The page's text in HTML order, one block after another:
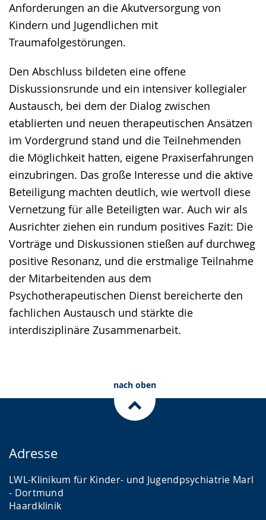
Anforderungen an die Akutversorgung von
Kindern und Jugendlichen mit
Traumafolgestörungen.
Den Abschluss bildeten eine offene
Diskussionsrunde und ein intensiver kollegialer
Austausch, bei dem der Dialog zwischen
etablierten und neuen therapeutischen Ansätzen
im Vordergrund stand und die Teilnehmenden
die Möglichkeit hatten, eigene Praxiserfahrungen
einzubringen. Das große Interesse und die aktive
Beteiligung machten deutlich, wie wertvoll diese
Vernetzung für alle Beteiligten war. Auch wir als
Ausrichter ziehen ein rundum positives Fazit: Die
Vorträge und Diskussionen stießen auf durchweg
positive Resonanz, und die erstmalige Teilnahme
der Mitarbeitenden aus dem
Psychotherapeutischen Dienst bereicherte den
fachlichen Austausch und stärkte die
interdisziplinäre Zusammenarbeit.
nach oben
Adresse
LWL-Klinikum für Kinder- und Jugendpsychiatrie Marl
- Dortmund
Haardklinik